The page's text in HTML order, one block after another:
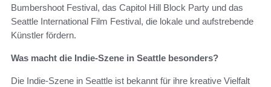
Bumbershoot Festival, das Capitol Hill Block Party und das
Seattle International Film Festival, die lokale und aufstrebende
Künstler fördern.
Was macht die Indie-Szene in Seattle besonders?
Die Indie-Szene in Seattle ist bekannt für ihre kreative Vielfalt